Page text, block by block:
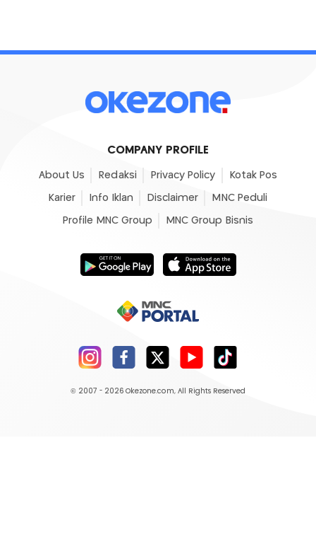
COMPANY PROFILE
About Us Redaksi Privacy Policy Kotak Pos
Karier Info Iklan Disclaimer MNC Peduli
Profile MNC Group MNC Group Bisnis
© 2007 - 2026 Okezone.com, All Rights Reserved